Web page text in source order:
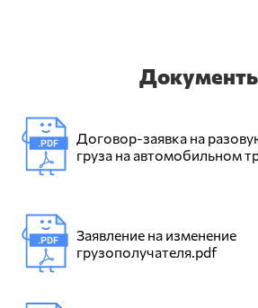
Договор-заявка на
груза на автомобильном
Заявление на изменение
грузополучателя.pdf